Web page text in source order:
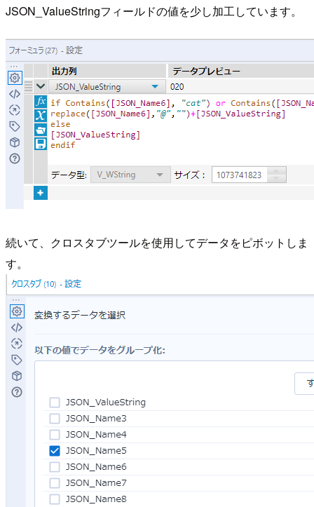
JSON_ValueStringフィールドの値を少し加工しています。
続いて、クロスタブツールを使用してデータをピボットしま
す。